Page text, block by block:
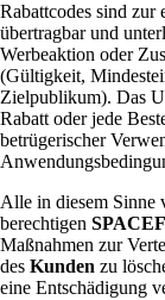
Rabattcodes sind
übertragbar und
Werbeaktion oder
(Gültigkeit,
Zielpublikum). Das
Rabatt oder jede
betrügerischer
Alle in diesem Sinne
berechtigen
Maßnahmen zur
des Kunden zu
eine Entschädigung